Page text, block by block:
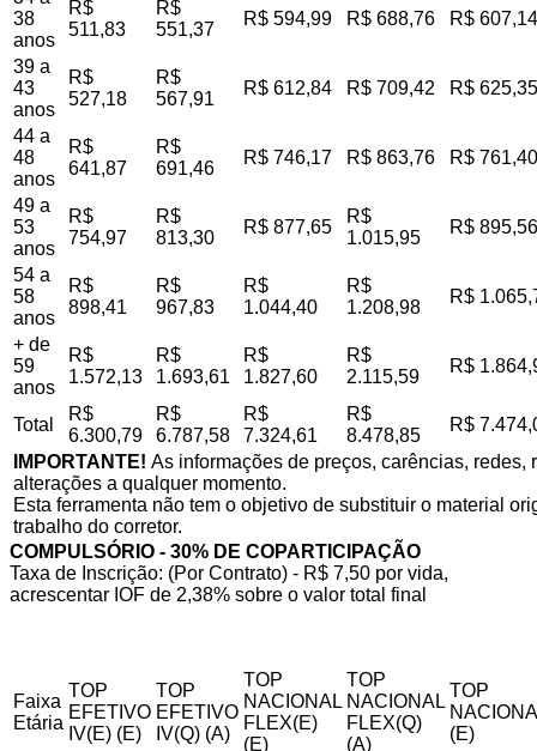
38
anos
R$
511,83
R$
551,37
R$ 594,99 R$ 688,76 R$ 607,14
39 a
43
anos
R$
527,18
R$
567,91
R$ 612,84 R$ 709,42 R$ 625,35
44 a
48
anos
R$
641,87
R$
691,46
R$ 746,17 R$ 863,76 R$ 761,40
49 a
53
anos
R$
754,97
R$
813,30
R$ 877,65
R$
1.015,95
R$ 895,56
54 a
58
anos
R$
898,41
R$
967,83
R$
1.044,40
R$
1.208,98
R$
+ de
59
anos
R$
1.572,13
R$
1.693,61
R$
1.827,60
R$
2.115,59
R$
Total
R$
6.300,79
R$
6.787,58
R$
7.324,61
R$
8.478,85
R$
IMPORTANTE! As informações de preços, carências,
alterações a qualquer momento.
Esta ferramenta não tem o objetivo de substituir o material
trabalho do corretor.
COMPULSÓRIO - 30% DE COPARTICIPAÇÃO
Taxa de Inscrição: (Por Contrato) - R$ 7,50 por vida,
acrescentar IOF de 2,38% sobre o valor total final
Faixa
Etária
TOP
EFETIVO
IV(E) (E)
TOP
EFETIVO
IV(Q) (A)
TOP
NACIONAL
FLEX(E)
(E)
TOP
NACIONAL
FLEX(Q)
(A)
TOP
(E)